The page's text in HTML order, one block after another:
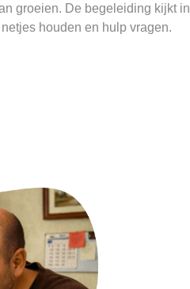
groeien. De begeleiding kijkt in
houden en hulp vragen.